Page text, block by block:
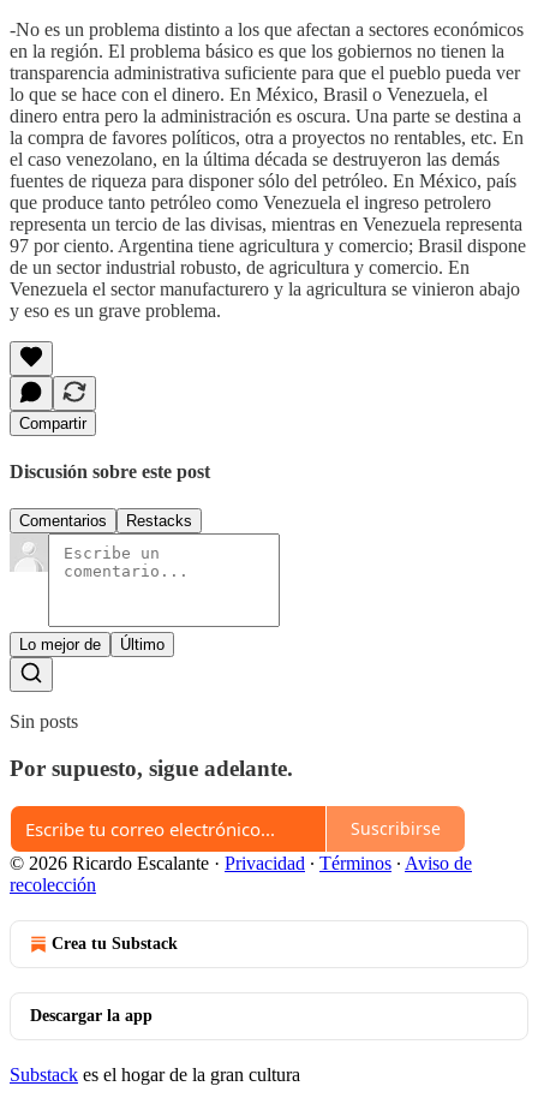
-No es un problema distinto a los que afectan a sectores económicos
en la región. El problema básico es que los gobiernos no tienen la
transparencia administrativa suficiente para que el pueblo pueda ver
lo que se hace con el dinero. En México, Brasil o Venezuela, el
dinero entra pero la administración es oscura. Una parte se destina a
la compra de favores políticos, otra a proyectos no rentables, etc. En
el caso venezolano, en la última década se destruyeron las demás
fuentes de riqueza para disponer sólo del petróleo. En México, país
que produce tanto petróleo como Venezuela el ingreso petrolero
representa un tercio de las divisas, mientras en Venezuela representa
97 por ciento. Argentina tiene agricultura y comercio; Brasil dispone
de un sector industrial robusto, de agricultura y comercio. En
Venezuela el sector manufacturero y la agricultura se vinieron abajo
y eso es un grave problema.
Compartir
Discusión sobre este post
Comentarios Restacks
Lo mejor de Último
Sin posts
Por supuesto, sigue adelante.
Suscribirse
© 2026 Ricardo Escalante · Privacidad ∙ Términos ∙ Aviso de
recolección
Crea tu Substack
Descargar la app
Substack es el hogar de la gran cultura